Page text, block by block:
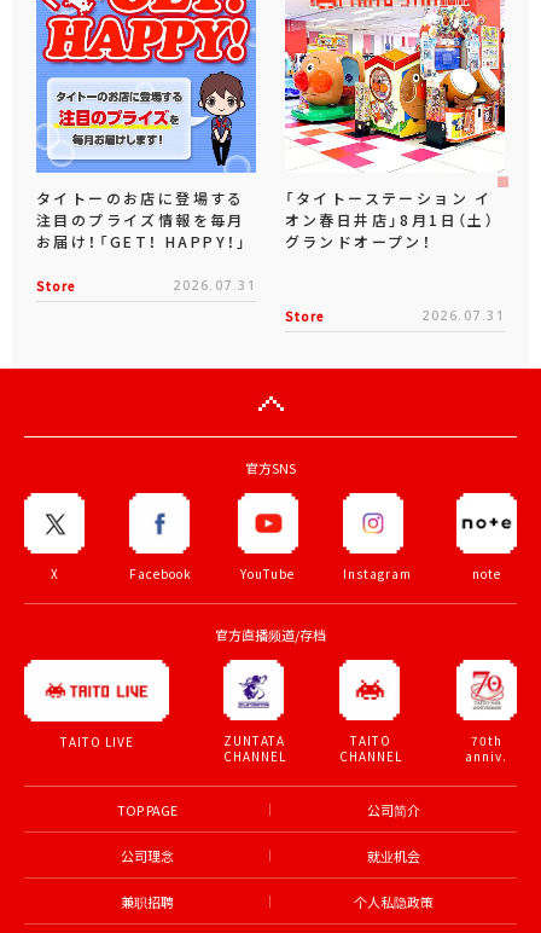
タイトーのお店に登場する
注目のプライズ情報を毎月
お届け！「GET！ HAPPY！」
Store 2026.07.31
「タイトーステーション イ
オン春日井店」8月1日（土）
グランドオープン！
Store 2026.07.31
官方SNS
X Facebook YouTube Instagram note
官方直播频道/存档
TAITO LIVE
ZUNTATA
CHANNEL
TAITO
CHANNEL
70th
anniv.
TOP PAGE 公司简介
公司理念 就业机会
兼职招聘 个人私隐政策